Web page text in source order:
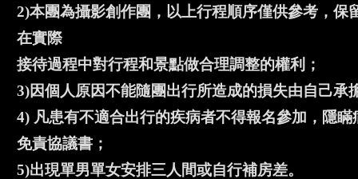
2)本團為攝影創作團，以上行程順序僅供參考，
在實際
接待過程中對行程和景點做合理調整的權利；
3)因個人原因不能隨團出行所造成的損失由自己承
4) 凡患有不適合出行的疾病者不得報名參加，隱
免責協議書；
5)出現單男單女安排三人間或自行補房差。